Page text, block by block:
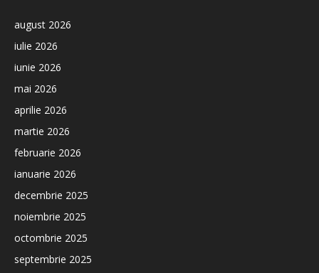
august 2026
iulie 2026
iunie 2026
mai 2026
aprilie 2026
martie 2026
februarie 2026
ianuarie 2026
decembrie 2025
noiembrie 2025
octombrie 2025
septembrie 2025